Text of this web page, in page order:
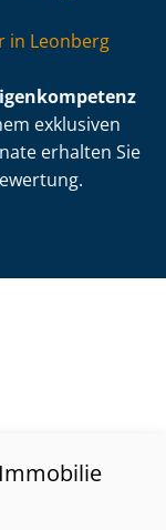
in Leonberg
exklusiven
erhalten Sie